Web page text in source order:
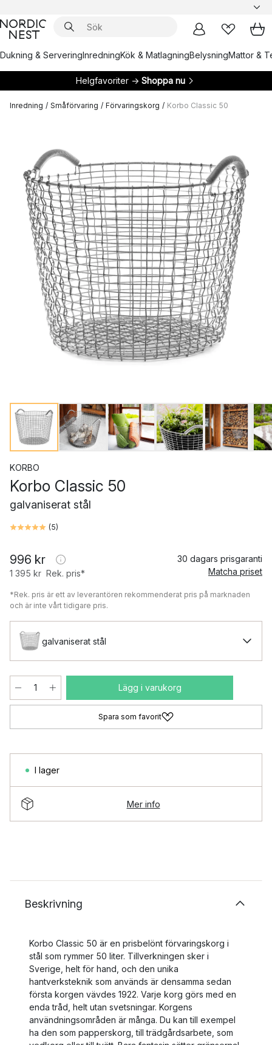
Dukning & ServeringInredningKök & MatlagningBelysningMattor &
Helgfavoriter → Shoppa nu
Inredning / Småförvaring / Förvaringskorg / Korbo Classic 50
KORBO
Korbo Classic 50
galvaniserat stål
(5)
996 kr
1 395 kr Rek. pris*
30 dagars prisgaranti
Matcha priset
*Rek. pris är ett av leverantören rekommenderat pris på marknaden
och är inte vårt tidigare pris.
galvaniserat stål
Lägg i varukorg
Spara som favorit
I lager
Mer info
Beskrivning
Korbo Classic 50 är en prisbelönt förvaringskorg i
stål som rymmer 50 liter. Tillverkningen sker i
Sverige, helt för hand, och den unika
hantverksteknik som används är densamma sedan
första korgen vävdes 1922. Varje korg görs med en
enda tråd, helt utan svetsningar. Korgens
användningsområden är många. Du kan till exempel
ha den som papperskorg, till trädgårdsarbete, som